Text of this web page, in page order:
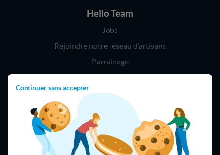
Continuer sans accepter
Hello Team
Jobs
Rejoindre notre réseau d'artisans
Parrainage
Hello !
09 75 18 60 60
(8h-21h)
75018 Paris